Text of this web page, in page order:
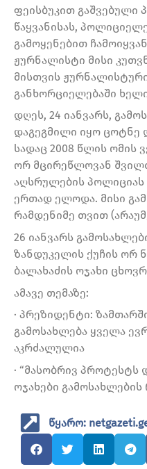
ფეისბუკით გაშვებული
წაყვანისას,
გამოყენებით
ჟურნალისტი მისი
მისთვის
განხორციელებაში
დღეს, 24 იანვარს,
დაგეგმილი იყო ცოტნე
სადაც 2008 წლის ომის
ორ მცირეწლოვან
აღსრულების პოლიციას
ერთად ელოდა. მისი
რამდენიმე თვით
26 იანვარს
ზანდუკელის ქუჩის ორ
ბალახაძის ოჯახი
ამავე თემაზე:
· პრეზიდენტი:
გამოსახლება ყველა
აკრძალულია
· “მასობრივ პროტესტს
ოჯახები გამოსახლების
წყარო: